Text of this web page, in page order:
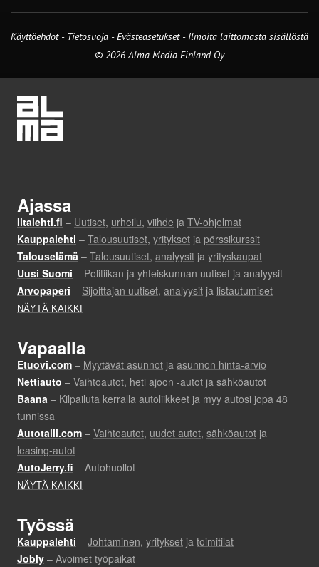
Käyttöehdot - Tietosuoja -Evästeasetukset- Ilmoita laittomasta sisällöstä
© 2026 Alma Media Finland Oy